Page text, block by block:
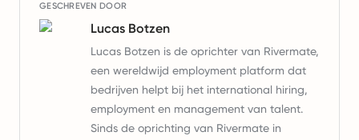
GESCHREVEN DOOR
Lucas Botzen
Lucas Botzen is de oprichter van Rivermate,
een wereldwijd employment platform dat
bedrijven helpt bij het international hiring,
employment en management van talent.
Sinds de oprichting van Rivermate in